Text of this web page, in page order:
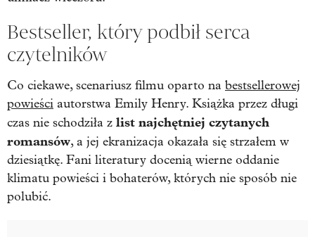
Bestseller, który podbił serca
czytelników
Co ciekawe, scenariusz filmu oparto na bestsellerowej
powieści autorstwa Emily Henry. Książka przez długi
czas nie schodziła z list najchętniej czytanych
romansów, a jej ekranizacja okazała się strzałem w
dziesiątkę. Fani literatury docenią wierne oddanie
klimatu powieści i bohaterów, których nie sposób nie
polubić.